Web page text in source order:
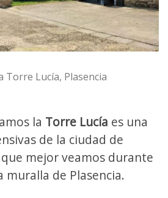
Torre Lucía, Plasencia
la Torre Lucía es una
de la ciudad de
que mejor veamos durante
de Plasencia.